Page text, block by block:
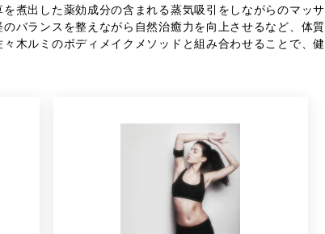
煮出した薬効成分の含まれる蒸気吸引をしながらのマッサ
バランスを整えながら自然治癒力を向上させるなど、体質
木ルミのボディメイクメソッドと組み合わせることで、健